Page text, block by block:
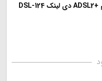
مودم روتر بی سیم +ADSL2 دی لینک DSL-124